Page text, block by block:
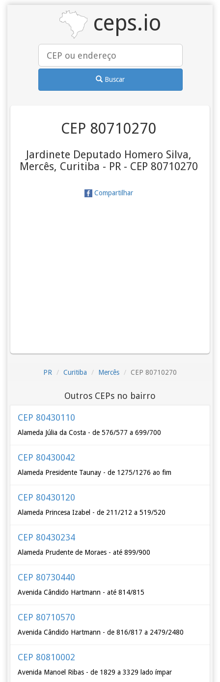
ceps.io
Buscar
CEP 80710270
Jardinete Deputado Homero Silva,
Mercês, Curitiba - PR - CEP 80710270
Compartilhar
PR Curitiba Mercês CEP 80710270
Outros CEPs no bairro
CEP 80430110
Alameda Júlia da Costa - de 576/577 a 699/700
CEP 80430042
Alameda Presidente Taunay - de 1275/1276 ao fim
CEP 80430120
Alameda Princesa Izabel - de 211/212 a 519/520
CEP 80430234
Alameda Prudente de Moraes - até 899/900
CEP 80730440
Avenida Cândido Hartmann - até 814/815
CEP 80710570
Avenida Cândido Hartmann - de 816/817 a 2479/2480
CEP 80810002
Avenida Manoel Ribas - de 1829 a 3329 lado ímpar